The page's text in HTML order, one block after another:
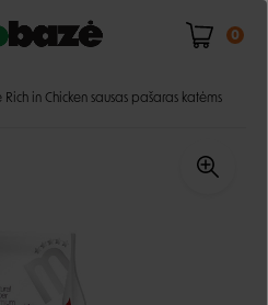
0
Rich in Chicken sausas pašaras katėms